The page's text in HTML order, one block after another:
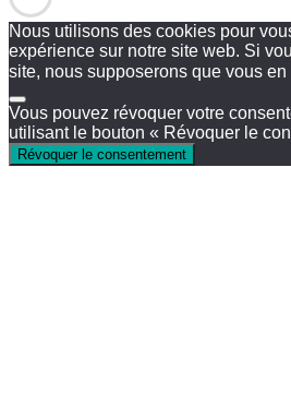
Nous utilisons des cookies pour
expérience sur notre site web. Si
site, nous supposerons que vous en
Vous pouvez révoquer votre
utilisant le bouton « Révoquer le
Révoquer le consentement